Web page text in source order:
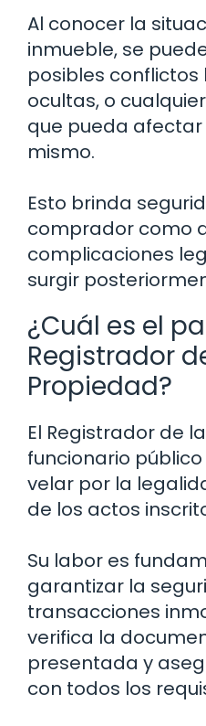
Al conocer la
inmueble, se
posibles
ocultas, o
que pueda
mismo.
Esto brinda
comprador como
complicaciones
surgir
¿Cuál es el
Registrador
Propiedad?
El Registrador de
funcionario
velar por la
de los actos
Su labor es
garantizar la
transacciones
verifica la
presentada y
con todos los